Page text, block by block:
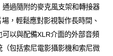
過隨附的麥克風支架和轉接器
，輕鬆應對影視製作長時間、
以與配備XLR介面的外部音頻
包括索尼電影攝影機和索尼微